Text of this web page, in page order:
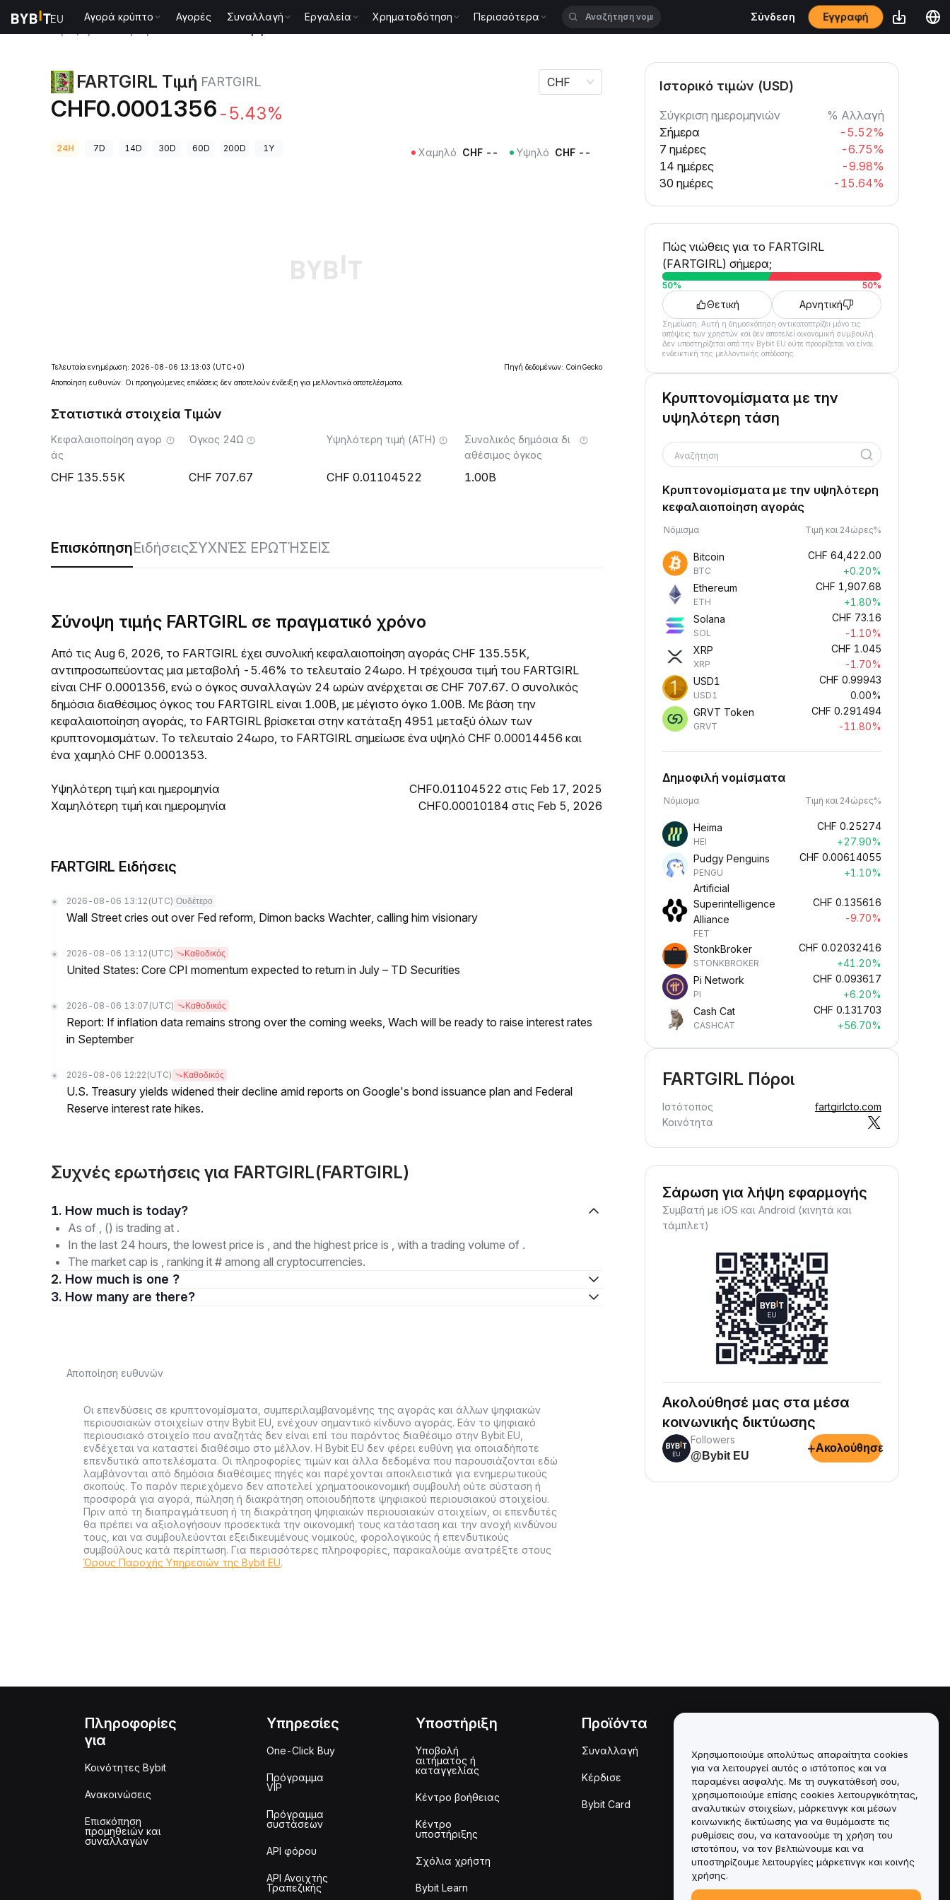
Αγορά κρύπτο Αγορές Συναλλαγή Εργαλεία Χρηματοδότηση Περισσότερα Σύνδεση Εγγραφή
FARTGIRL Τιμή FARTGIRL
CHF0.0001356 -5.43%
CHF
24H 7D 14D 30D 60D 200D 1Y Χαμηλό CHF -- Υψηλό CHF --
Τελευταία ενημέρωση: 2026-08-06 13:13:03 (UTC+0)
Πηγή δεδομένων: CoinGecko
Αποποίηση ευθυνών: Οι προηγούμενες επιδόσεις δεν αποτελούν ένδειξη για μελλοντικά αποτελέσματα.
Στατιστικά στοιχεία Τιμών
Κεφαλαιοποίηση αγορ
άς
135.55K
Όγκος 24Ω
707.67
Υψηλότερη τιμή (ATH)
0.01104522
Συνολικός δημόσια δι
αθέσιμος όγκος
1.00B
ΕπισκόπησηΕιδήσειςΣΥΧΝΈΣ ΕΡΩΤΉΣΕΙΣ
Σύνοψη τιμής FARTGIRL σε πραγματικό χρόνο
Από τις Aug 6, 2026, το FARTGIRL έχει συνολική κεφαλαιοποίηση αγοράς CHF 135.55K,
αντιπροσωπεύοντας μια μεταβολή -5.46% το τελευταίο 24ωρο. Η τρέχουσα τιμή του FARTGIRL
είναι CHF 0.0001356, ενώ ο όγκος συναλλαγών 24 ωρών ανέρχεται σε CHF 707.67. Ο συνολικός
δημόσια διαθέσιμος όγκος του FARTGIRL είναι 1.00B, με μέγιστο όγκο 1.00B. Με βάση την
κεφαλαιοποίηση αγοράς, το FARTGIRL βρίσκεται στην κατάταξη 4951 μεταξύ όλων των
κρυπτονομισμάτων. Το τελευταίο 24ωρο, το FARTGIRL σημείωσε ένα υψηλό CHF 0.00014456 και
ένα χαμηλό CHF 0.0001353.
Υψηλότερη τιμή και ημερομηνία
CHF0.01104522 στις Feb 17, 2025
Χαμηλότερη τιμή και ημερομηνία
CHF0.00010184 στις Feb 5, 2026
FARTGIRL Ειδήσεις
2026-08-06 13:12 (UTC) Ουδέτερο
Wall Street cries out over Fed reform, Dimon backs Wachter, calling him visionary
2026-08-06 13:12 (UTC) Καθοδικός
United States: Core CPI momentum expected to return in July – TD Securities
2026-08-06 13:07 (UTC) Καθοδικός
Report: If inflation data remains strong over the coming weeks, Wach will be ready to raise interest rates
in September
2026-08-06 12:22 (UTC) Καθοδικός
U.S. Treasury yields widened their decline amid reports on Google's bond issuance plan and Federal
Reserve interest rate hikes.
Συχνές ερωτήσεις για FARTGIRL(FARTGIRL)
1. How much is today?
As of , () is trading at .
In the last 24 hours, the lowest price is , and the highest price is , with a trading volume of .
The market cap is , ranking it # among all cryptocurrencies.
2. How much is one ?
3. How many are there?
Αποποίηση ευθυνών
Οι επενδύσεις σε κρυπτονομίσματα, συμπεριλαμβανομένης της αγοράς και άλλων ψηφιακών
περιουσιακών στοιχείων στην Bybit EU, ενέχουν σημαντικό κίνδυνο αγοράς. Εάν το ψηφιακό
περιουσιακό στοιχείο που αναζητάς δεν είναι επί του παρόντος διαθέσιμο στην Bybit EU,
ενδέχεται να καταστεί διαθέσιμο στο μέλλον. Η Bybit EU δεν φέρει ευθύνη για οποιαδήποτε
επενδυτικά αποτελέσματα. Οι πληροφορίες τιμών και άλλα δεδομένα που παρουσιάζονται εδώ
λαμβάνονται από δημόσια διαθέσιμες πηγές και παρέχονται αποκλειστικά για ενημερωτικούς
σκοπούς. Το παρόν περιεχόμενο δεν αποτελεί χρηματοοικονομική συμβουλή ούτε σύσταση ή
προσφορά για αγορά, πώληση ή διακράτηση οποιουδήποτε ψηφιακού περιουσιακού στοιχείου.
Πριν από τη διαπραγμάτευση ή τη διακράτηση ψηφιακών περιουσιακών στοιχείων, οι επενδυτές
θα πρέπει να αξιολογήσουν προσεκτικά την οικονομική τους κατάσταση και την ανοχή κινδύνου
τους, και να συμβουλεύονται εξειδικευμένους νομικούς, φορολογικούς ή επενδυτικούς
συμβούλους κατά περίπτωση. Για περισσότερες πληροφορίες, παρακαλούμε ανατρέξτε στους
Όρους Παροχής Υπηρεσιών της Bybit EU.
Ιστορικό τιμών (USD)
Σύγκριση ημερομηνιών
% Αλλαγή
Σήμερα
-5.52%
7 ημέρες
-6.75%
14 ημέρες
-9.98%
30 ημέρες
-15.64%
Πώς νιώθεις για το FARTGIRL
(FARTGIRL) σήμερα;
50% 50%
Θετική Αρνητική
Σημείωση: Αυτή η δημοσκόπηση αντικατοπτρίζει μόνο τις
απόψεις των χρηστών και δεν αποτελεί οικονομική συμβουλή.
Δεν υποστηρίζεται από την Bybit EU ούτε προορίζεται να είναι
ενδεικτική της μελλοντικής απόδοσης.
Κρυπτονομίσματα με την
υψηλότερη τάση
Αναζήτηση
Κρυπτονομίσματα με την υψηλότερη
κεφαλαιοποίηση αγοράς
Νόμισμα Τιμή και 24ώρες%
Bitcoin
BTC
CHF 64,422.00
+0.20%
Ethereum
ETH
CHF 1,907.68
+1.80%
Solana
SOL
CHF 73.16
-1.10%
XRP
XRP
CHF 1.045
-1.70%
USD1
USD1
CHF 0.99943
0.00%
GRVT Token
GRVT
CHF 0.291494
-11.80%
Δημοφιλή νομίσματα
Νόμισμα Τιμή και 24ώρες%
Heima
HEI
CHF 0.25274
+27.90%
Pudgy Penguins
PENGU
CHF 0.00614055
+1.10%
Artificial
Superintelligence
Alliance
FET
CHF 0.135616
-9.70%
StonkBroker
STONKBROKER
CHF 0.02032416
+41.20%
Pi Network
PI
CHF 0.093617
+6.20%
Cash Cat
CASHCAT
CHF 0.131703
+56.70%
FARTGIRL Πόροι
Ιστότοπος
fartgirlcto.com
Κοινότητα
Σάρωση για λήψη εφαρμογής
Συμβατή με iOS και Android (κινητά και
τάμπλετ)
Ακολούθησέ μας στα μέσα
κοινωνικής δικτύωσης
Followers
@Bybit EU
+Ακολούθησε
Πληροφορίες
για
Κοινότητες Bybit
Ανακοινώσεις
Επισκόπηση
προμηθειών και
συναλλαγών
Υπηρεσίες
One-Click Buy
Πρόγραμμα
VIP
Πρόγραμμα
συστάσεων
API φόρου
API Ανοιχτής
Τραπεζικής
Υποστήριξη
Υποβολή
αιτήματος ή
καταγγελίας
Κέντρο βοήθειας
Κέντρο
υποστήριξης
Σχόλια χρήστη
Bybit Learn
Προϊόντα
Συναλλαγή
Κέρδισε
Bybit Card
Πολιτική σύγκρουσης
συμφερόντων
Σύνοψη της Πολιτικής
Θεματοφυλακής και
Διαχείρισης
Πληροφορίες ESG
Crypto-Asset White Papers
Χρησιμοποιούμε απολύτως απαραίτητα cookies
για να λειτουργεί αυτός ο ιστότοπος και να
παραμένει ασφαλής. Με τη συγκατάθεσή σου,
χρησιμοποιούμε επίσης cookies λειτουργικότητας,
αναλυτικών στοιχείων, μάρκετινγκ και μέσων
κοινωνικής δικτύωσης για να θυμόμαστε τις
ρυθμίσεις σου, να κατανοούμε τη χρήση του
ιστοτόπου, να τον βελτιώνουμε και να
υποστηρίζουμε λειτουργίες μάρκετινγκ και κοινής
χρήσης.